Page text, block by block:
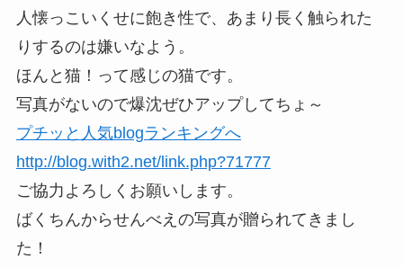
人懐っこいくせに飽き性で、あまり長く触られた
りするのは嫌いなよう。
ほんと猫！って感じの猫です。
写真がないので爆沈ぜひアップしてちょ～
プチッと人気blogランキングへ
http://blog.with2.net/link.php?71777
ご協力よろしくお願いします。
ばくちんからせんべえの写真が贈られてきまし
た！